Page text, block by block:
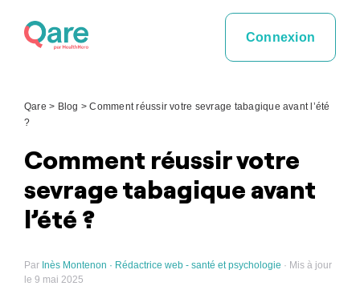
Connexion
Qare > Blog >Comment réussir votre sevrage tabagique avant l’été
?
Comment réussir votre
sevrage tabagique avant
l’été ?
Par Inès Montenon · Rédactrice web - santé et psychologie · Mis à jour
le 9 mai 2025